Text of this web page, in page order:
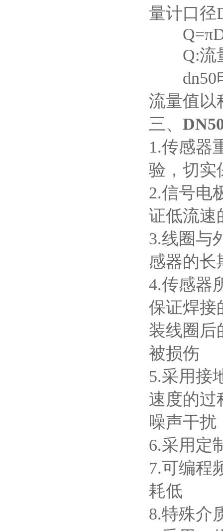
量计口径
Q:流量
dn50电
流量值以
三、
1.传感器
验，切实
2.信号电
证低流速
3.线圈与
感器的长
4.传感器
保证焊接
装线圈后
被损伤
5.采用接
速度的过
噪声干扰
6.采用定
7.可编程
耗低
8.特殊介